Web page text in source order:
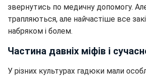
звернутись по медичну допомогу.
трапляються, але найчастіше все
набряком і болем.
Частина давніх міфів і
У різних культурах гадюки мали